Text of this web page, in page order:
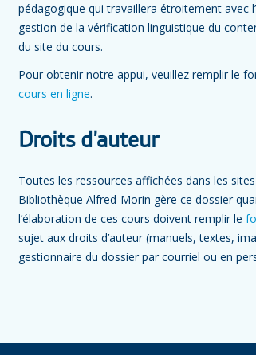
pédagogique qui travaillera étroitement avec
gestion de la vérification linguistique du
du site du cours.
Pour obtenir notre appui, veuillez remplir le
cours en ligne.
Droits d’auteur
Toutes les ressources affichées dans les
Bibliothèque Alfred-Morin gère ce dossier
l’élaboration de ces cours doivent remplir le
sujet aux droits d’auteur (manuels, textes,
gestionnaire du dossier par courriel ou en